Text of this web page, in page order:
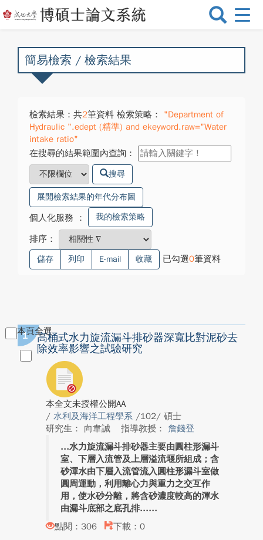
選
換
簡易檢索 / 檢索結果
檢索結果：共2筆資料 檢索策略：
"Department of
Hydraulic ".edept (精準) and ekeyword.raw="Water
intake ratio"
在搜尋的結果範圍內查詢：
搜尋
展開檢索結果的年代分布圖
個人化服務 ： 我的檢索策略
排序：
儲存 列印 E-mail 收藏 已勾選0筆資料
本頁全選
1
高桶式水力旋流漏斗排砂器深寬比對泥砂去
除效率影響之試驗研究
本全文未授權公開AA
/ 水利及海洋工程學系 /102/ 碩士
研究生： 向韋誠
指導教授： 詹錢登
水力旋流漏斗排砂器主要由圓柱形漏斗
室、下層入流管及上層溢流堰所組成；含
砂渾水由下層入流管流入圓柱形漏斗室做
圓周運動，利用離心力與重力之交互作
用，使水砂分離，將含砂濃度較高的渾水
由漏斗底部之底孔排...
點閱：306
下載：0